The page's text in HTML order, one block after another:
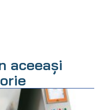
aceeași